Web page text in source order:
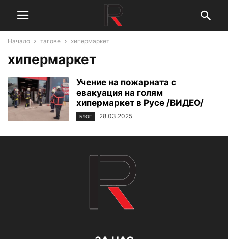
Начало тагове хипермаркет
хипермаркет
Учение на пожарната с
евакуация на голям
хипермаркет в Русе /ВИДЕО/
БЛОГ 28.03.2025